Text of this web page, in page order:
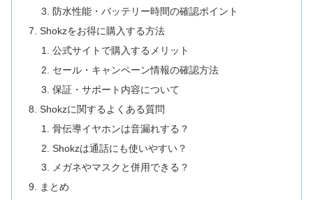
防水性能・バッテリー時間の確認ポイント
Shokzをお得に購入する方法
公式サイトで購入するメリット
セール・キャンペーン情報の確認方法
保証・サポート内容について
Shokzに関するよくある質問
骨伝導イヤホンは音漏れする？
Shokzは通話にも使いやすい？
メガネやマスクと併用できる？
まとめ